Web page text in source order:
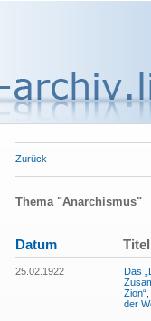
Zurück
Thema "Anarchismus"
Datum Titel
25.02.1922
Das
der